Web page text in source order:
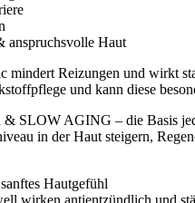
anspruchsvolle Haut
mindert Reizungen und wirkt
und kann diese
SLOW AGING – die Basis
in der Haut steigern,
Hautgefühl
wirken antientzündlich und